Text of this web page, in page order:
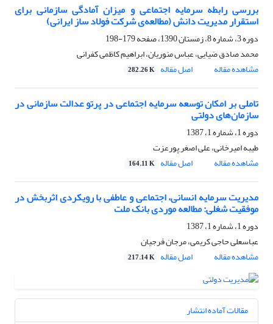
بررسی رابطه سرمایه اجتماعی و میزان آمادگی سازمانی برای
استقرار مدیریت دانش (مطالعه‌ی شرکت فولاد ساز ایرانی)
دوره 3، شماره 8، زمستان 1390، صفحه
179-198
محمد صادق ضیایی، عباس منوریان، ابراهیم کاظمی کفرانی
مشاهده مقاله
اصل مقاله 282.26 K
تاملی بر امکان توسعه سرمایه اجتماعی در پرتو عدالت سازمانی در
سازمان‌های دولتی
دوره 1، شماره 1، 1387
طیبه امیرخانی، علی اصغر پورعزت
مشاهده مقاله
اصل مقاله 164.11 K
مدیریت سرمایه انسانی، اجتماعی و عاطفی با رویکردی اثربخش در
موفقیت شغلی: مطالعه موردی بانک ملت
دوره 1، شماره 1، 1387
عباسعلی حاجی کریمی، مرجان فرجیان
مشاهده مقاله
اصل مقاله 217.14 K
مقالات آماده انتشار